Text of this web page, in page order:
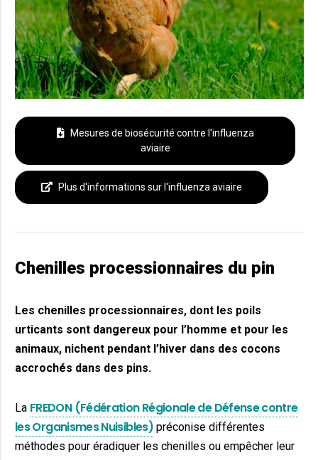
Mesures de biosécurité contre l'influenza
aviaire
Plus d'informations sur l'influenza aviaire
Chenilles processionnaires du pin
Les chenilles processionnaires, dont les poils
urticants sont dangereux pour l’homme et pour les
animaux, nichent pendant l’hiver dans des cocons
accrochés dans des pins.
La FREDON (Fédération Régionale de Défense contre
les Organismes Nuisibles) préconise différentes
méthodes pour éradiquer les chenilles ou empêcher leur